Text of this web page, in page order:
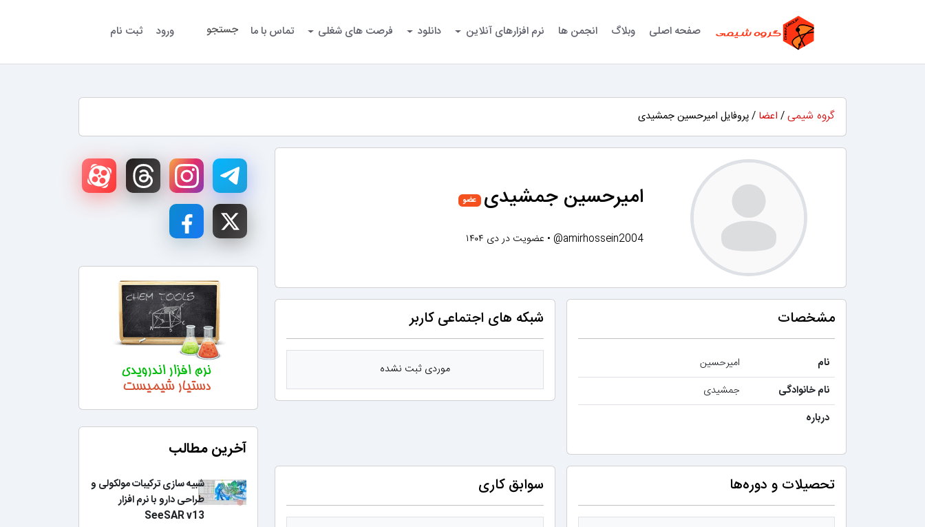
صفحه اصلی وبلاگ انجمن ها نرم افزارهای آنلاین دانلود فرصت های شغلی تماس با ما جستجو ورود ثبت نام
گروه شیمی / اعضا / پروفایل امیرحسین جمشیدی
امیرحسین جمشیدی عضو
@amirhossein2004
• عضویت در دی ۱۴۰۴
مشخصات
نام
امیرحسین
نام خانوادگی
جمشیدی
درباره
شبکه های اجتماعی کاربر
موردی ثبت نشده
تحصیلات و دوره‌ها سوابق کاری
آخرین مطالب
شبیه سازی ترکیبات مولکولی و
طراحی دارو با نرم افزار
SeeSAR v13